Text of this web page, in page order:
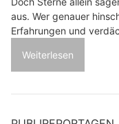
aus. Wer genauer
Erfahrungen und
Weiterlesen